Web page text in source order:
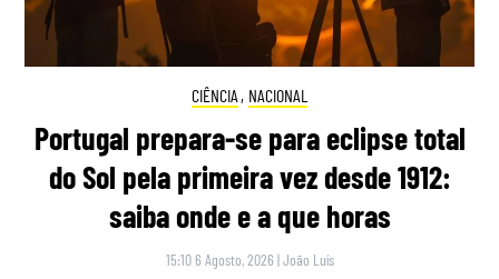
CIÊNCIA , NACIONAL
Portugal prepara-se para eclipse total
do Sol pela primeira vez desde 1912:
saiba onde e a que horas
15:10 6 Agosto, 2026 |João Luís